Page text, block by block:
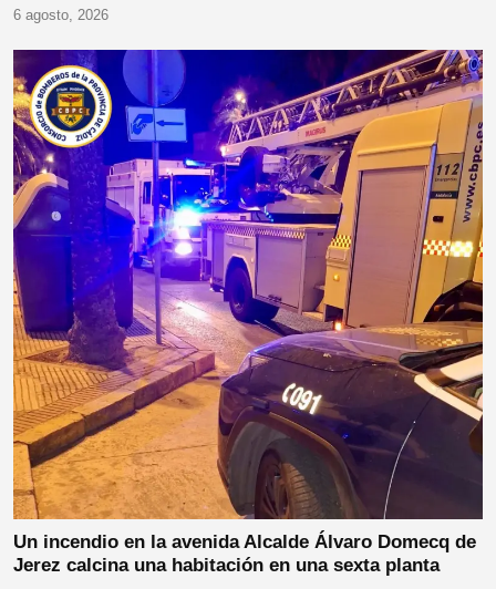
6 agosto, 2026
Un incendio en la avenida Alcalde Álvaro Domecq de
Jerez calcina una habitación en una sexta planta